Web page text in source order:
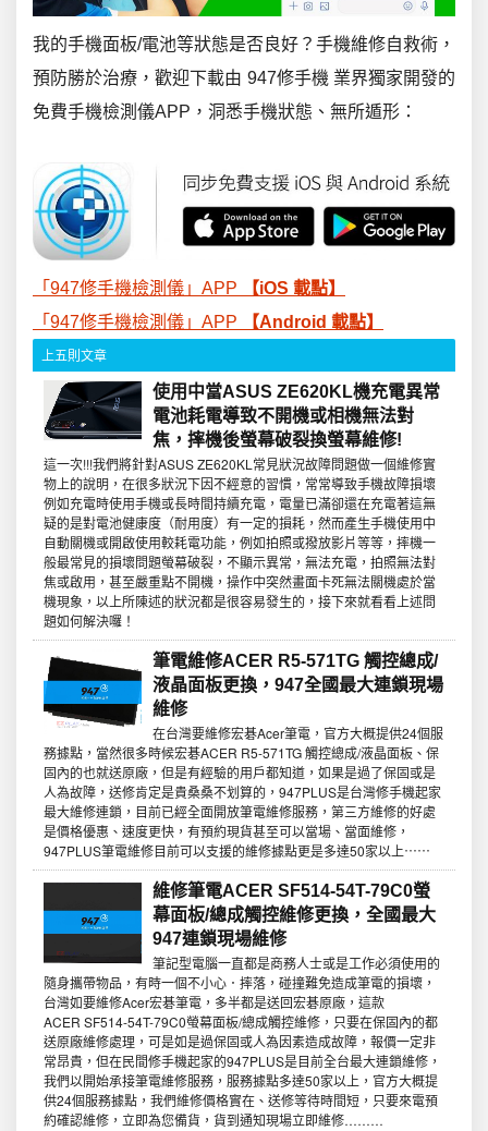
我的手機面板/電池等狀態是否良好？手機維修自救術，
預防勝於治療，歡迎下載由 947修手機 業界獨家開發的
免費手機檢測儀APP ，洞悉手機狀態、無所遁形：
「947修手機檢測儀」APP 【iOS 載點】
「947修手機檢測儀」APP
【Android 載點】
上五則文章
使用中當ASUS ZE620KL機充電異常
電池耗電導致不開機或相機無法對
焦，摔機後螢幕破裂換螢幕維修!
這一次!!!我們將針對ASUS ZE620KL常見狀況故障問題做一個維修實
物上的說明，在很多狀況下因不經意的習慣，常常導致手機故障損壞
例如充電時使用手機或長時間持續充電，電量已滿卻還在充電著這無
疑的是對電池健康度（耐用度）有一定的損耗，然而產生手機使用中
自動關機或開啟使用較耗電功能，例如拍照或撥放影片等等，摔機一
般最常見的損壞問題螢幕破裂，不顯示異常，無法充電，拍照無法對
焦或啟用，甚至嚴重點不開機，操作中突然畫面卡死無法關機處於當
機現象，以上所陳述的狀況都是很容易發生的，接下來就看看上述問
題如何解決囉！
筆電維修ACER R5-571TG 觸控總成/
液晶面板更換，947全國最大連鎖現場
維修
在台灣要維修宏碁Acer筆電，官方大概提供24個服
務據點，當然很多時候宏碁ACER R5-571TG 觸控總成/液晶面板、保
固內的也就送原廠，但是有經驗的用戶都知道，如果是過了保固或是
人為故障，送修肯定是貴桑桑不划算的，947PLUS是台灣修手機起家
最大維修連鎖，目前已經全面開放筆電維修服務，第三方維修的好處
是價格優惠、速度更快，有預約現貨甚至可以當場、當面維修，
947PLUS筆電維修目前可以支援的維修據點更是多達50家以上⋯⋯
維修筆電ACER SF514-54T-79C0螢
幕面板/總成觸控維修更換，全國最大
947連鎖現場維修
筆記型電腦一直都是商務人士或是工作必須使用的
隨身攜帶物品，有時一個不小心．摔落，碰撞難免造成筆電的損壞，
台灣如要維修Acer宏碁筆電，多半都是送回宏碁原廠，這款
ACER SF514-54T-79C0螢幕面板/總成觸控維修，只要在保固內的都
送原廠維修處理，可是如是過保固或人為因素造成故障，報價一定非
常昂貴，但在民間修手機起家的947PLUS是目前全台最大連鎖維修，
我們以開始承接筆電維修服務，服務據點多達50家以上，官方大概提
供24個服務據點，我們維修價格實在、送修等待時間短，只要來電預
約確認維修，立即為您備貨，貨到通知現場立即維修………